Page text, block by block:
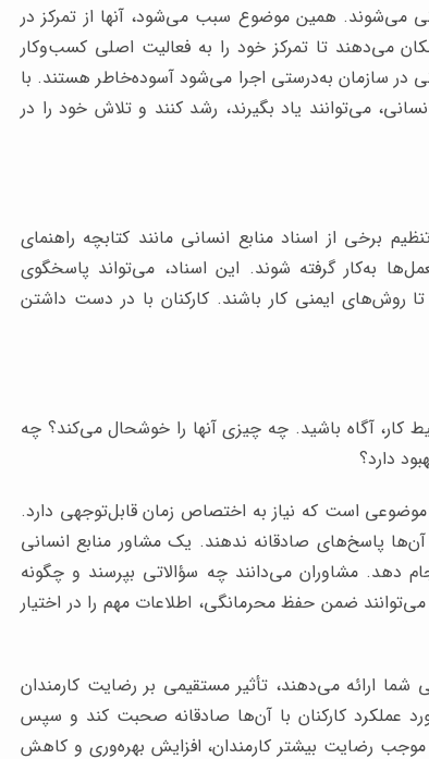
می‌شوند. همین موضوع سبب می‌شود، آنها از تمرکز در
می‌دهند تا تمرکز خود را به فعالیت اصلی کسب‌وکار
در سازمان به‌درستی اجرا می‌شود آسوده‌خاطر هستند. با
می‌توانند یاد بگیرند، رشد کنند و تلاش خود را در
برخی از اسناد منابع انسانی مانند کتابچه راهنمای
به‌کار گرفته شوند. این اسناد، می‌تواند پاسخگوی
روش‌های ایمنی کار باشند. کارکنان با در دست داشتن
آگاه باشید. چه چیزی آنها را خوشحال می‌کند؟ چه
دارد؟
است که نیاز به اختصاص زمان قابل‌توجهی دارد.
پاسخ‌های صادقانه ندهند. یک مشاور منابع انسانی
دهد. مشاوران می‌دانند چه سؤالاتی بپرسند و چگونه
می‌توانند ضمن حفظ محرمانگی، اطلاعات مهم را در اختیار
شما ارائه می‌دهند، تأثیر مستقیمی بر رضایت کارمندان
عملکرد کارکنان با آن‌ها صادقانه صحبت کند و سپس
موجب رضایت بیشتر کارمندان، افزایش بهره‌وری و کاهش